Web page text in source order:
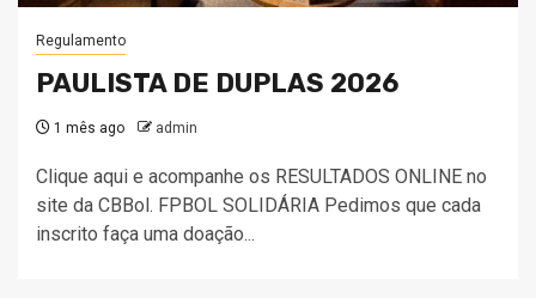
Regulamento
PAULISTA DE DUPLAS 2026
1 mês ago admin
Clique aqui e acompanhe os RESULTADOS ONLINE no
site da CBBol. FPBOL SOLIDÁRIA Pedimos que cada
inscrito faça uma doação...